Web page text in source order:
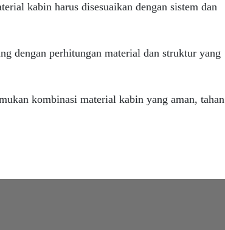
kabin harus disesuaikan dengan sistem dan
dengan perhitungan material dan struktur yang
kombinasi material kabin yang aman, tahan